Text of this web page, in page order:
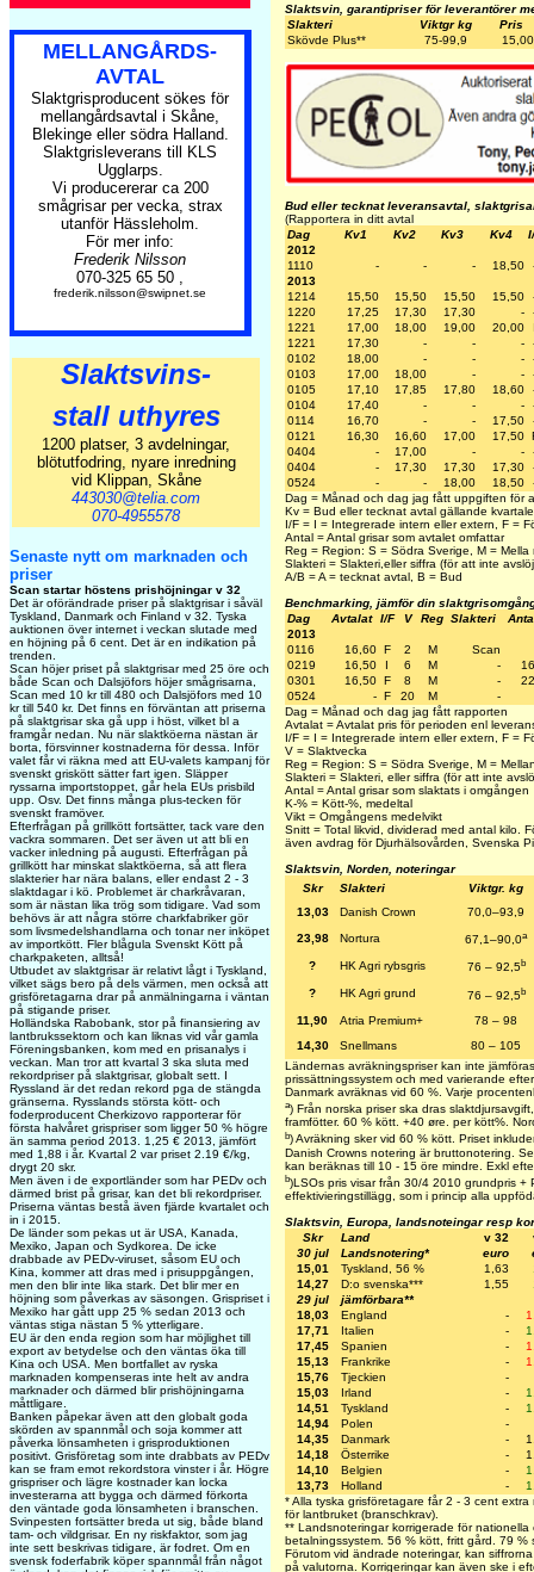
MELLANGÅRDS-
AVTAL
Slaktgrisproducent sökes för
mellangårdsavtal i Skåne,
Blekinge eller södra Halland.
Slaktgrisleverans till KLS
Ugglarps.
Vi producererar ca 200
smågrisar per vecka, strax
utanför Hässleholm.
För mer info:
Frederik Nilsson
070-325 65 50 ,
frederik.nilsson@swipnet.se
Slaktsvins-
stall uthyres
1200 platser, 3 avdelningar,
blötutfodring, nyare inredning
vid Klippan, Skåne
443030@telia.com
070-4955578
Senaste nytt om marknaden och
priser
Scan startar höstens prishöjningar v 32
Det är oförändrade priser på slaktgrisar i såväl
Tyskland, Danmark och Finland v 32. Tyska
auktionen över internet i veckan slutade med
en höjning på 6 cent. Det är en indikation på
trenden.
Scan höjer priset på slaktgrisar med 25 öre och
både Scan och Dalsjöfors höjer smågrisarna,
Scan med 10 kr till 480 och Dalsjöfors med 10
kr till 540 kr. Det finns en förväntan att priserna
på slaktgrisar ska gå upp i höst, vilket bl a
framgår nedan. Nu när slaktköerna nästan är
borta, försvinner kostnaderna för dessa. Inför
valet får vi räkna med att EU-valets kampanj för
svenskt griskött sätter fart igen. Släpper
ryssarna importstoppet, går hela EUs prisbild
upp. Osv. Det finns många plus-tecken för
svenskt framöver.
Efterfrågan på grillkött fortsätter, tack vare den
vackra sommaren. Det ser även ut att bli en
vacker inledning på augusti. Efterfrågan på
grillkött har minskat slaktköerna, så att flera
slakterier har nära balans, eller endast 2 - 3
slaktdagar i kö. Problemet är charkråvaran,
som är nästan lika trög som tidigare. Vad som
behövs är att några större charkfabriker gör
som livsmedelshandlarna och tonar ner inköpet
av importkött. Fler blågula Svenskt Kött på
charkpaketen, alltså!
Utbudet av slaktgrisar är relativt lågt i Tyskland,
vilket sägs bero på dels värmen, men också att
grisföretagarna drar på anmälningarna i väntan
på stigande priser.
Holländska Rabobank, stor på finansiering av
lantbrukssektorn och kan liknas vid vår gamla
Föreningsbanken, kom med en prisanalys i
veckan. Man tror att kvartal 3 ska sluta med
rekordpriser på slaktgrisar, globalt sett. I
Ryssland är det redan rekord pga de stängda
gränserna. Rysslands största kött- och
foderproducent Cherkizovo rapporterar för
första halvåret grispriser som ligger 50 % högre
än samma period 2013. 1,25 € 2013, jämfört
med 1,88 i år. Kvartal 2 var priset 2.19 €/kg,
drygt 20 skr.
Men även i de exportländer som har PEDv och
därmed brist på grisar, kan det bli rekordpriser.
Priserna väntas bestå även fjärde kvartalet och
in i 2015.
De länder som pekas ut är USA, Kanada,
Mexiko, Japan och Sydkorea. De icke
drabbade av PEDv-viruset, såsom EU och
Kina, kommer att dras med i prisuppgången,
men den blir inte lika stark. Det blir mer en
höjning som påverkas av säsongen. Grispriset i
Mexiko har gått upp 25 % sedan 2013 och
väntas stiga nästan 5 % ytterligare.
EU är den enda region som har möjlighet till
export av betydelse och den väntas öka till
Kina och USA. Men bortfallet av ryska
marknaden kompenseras inte helt av andra
marknader och därmed blir prishöjningarna
måttligare.
Banken påpekar även att den globalt goda
skörden av spannmål och soja kommer att
påverka lönsamheten i grisproduktionen
positivt. Grisföretag som inte drabbats av PEDv
kan se fram emot rekordstora vinster i år. Högre
grispriser och lägre kostnader kan locka
investerarna att bygga och därmed förkorta
den väntade goda lönsamheten i branschen.
Svinpesten fortsätter breda ut sig, både bland
tam- och vildgrisar. En ny riskfaktor, som jag
inte sett beskrivas tidigare, är fodret. Om en
svensk foderfabrik köper spannmål från något
Slaktsvin, garantipriser för leverantörer
Slakteri
Viktgr kg
Pris
Skövde Plus** 75-99,9 15,00
Bud eller tecknat leveransavtal,
(Rapportera in ditt avtal
Dag
Kv1 Kv2 Kv3 Kv4
2012
1110
- - - 18,50
2013
1214
15,50 15,50 15,50 15,50
1220
17,25 17,30 17,30 -
1221
17,00 18,00 19,00 20,00
1221
17,30 - - -
0102
18,00 - - -
0103
17,00 18,00 - -
0105
17,10 17,85 17,80 18,60
0104
17,40 - - -
0114
16,70 - - 17,50
0121
16,30 16,60 17,00 17,50
0404
- 17,00 - -
0404
- 17,30 17,30 17,30
0524
- - 18,00 18,50
Dag = Månad och dag jag fått uppgiften för
Kv = Bud eller tecknat avtal gällande
I/F = I = Integrerade intern eller extern, F =
Antal = Antal grisar som avtalet omfattar
Reg = Region: S = Södra Sverige, M = Mella
Slakteri = Slakteri,eller siffra (för att inte
A/B = A = tecknat avtal, B = Bud
Benchmarking, jämför din
Dag
Avtalat I/F V Reg Slakteri
2013
0116
16,60 F 2 M
Scan
0219
16,50 I 6 M -
0301
16,50 F 8 M -
0524
- F 20 M
-
Dag = Månad och dag jag fått rapporten
Avtalat = Avtalat pris för perioden enl
I/F = I = Integrerade intern eller extern, F =
V = Slaktvecka
Reg = Region: S = Södra Sverige, M =
Slakteri = Slakteri, eller siffra (för att inte
Antal = Antal grisar som slaktats i omgången
K-% = Kött-%, medeltal
Vikt = Omgångens medelvikt
Snitt = Total likvid, dividerad med antal kilo.
även avdrag för Djurhälsovården, Svenska
Slaktsvin, Norden, noteringar
Skr
Slakteri
Viktgr. kg
13,03
Danish Crown
70,0–93,9
23,98
Nortura 67,1–90,0a
? HK Agri rybsgris 76 – 92,5b
? HK Agri grund 76 – 92,5b
11,90 Atria Premium+
78 – 98
14,30
Snellmans
80 – 105
Ländernas avräkningspriser kan inte
prissättningssystem och med varierande
Danmark avräknas vid 60 %. Varje
a) Från norska priser ska dras
framfötter. 60 % kött. +40 øre. per kött%.
b) Avräkning sker vid 60 % kött. Priset
Danish Crowns notering är bruttonotering.
kan beräknas till 10 - 15 öre mindre. Exkl
b)LSOs pris visar från 30/4 2010 grundpris +
effektivieringstillägg, som i princip alla
Slaktsvin, Europa, landsnoteingar resp
Skr
Land v 32
30 jul
Landsnotering* euro
15,01
Tyskland, 56 % 1,63
14,27
D:o svenska*** 1,55
29 jul
jämförbara**
18,03
England -
17,71
Italien -
17,45
Spanien -
15,13
Frankrike -
15,76
Tjeckien
-
15,03
Irland -
14,51
Tyskland -
14,94
Polen
-
14,35
Danmark -
14,18
Österrike -
14,10
Belgien -
13,73
Holland -
* Alla tyska grisföretagare får 2 - 3 cent
för lantbruket (branschkrav).
** Landsnoteringar korrigerade för nationella
betalningssystem. 56 % kött, fritt gård. 79 %
Förutom vid ändrade noteringar, kan
på valutorna. Korrigeringar kan även ske i